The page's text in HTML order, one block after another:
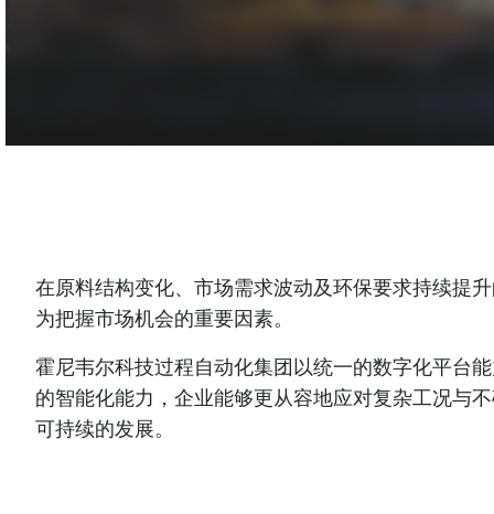
在原料结构变化、市场需求波动及环保要求持续提
为把握市场机会的重要因素。
霍尼韦尔科技过程自动化集团以统一的数字化平台
的智能化能力，企业能够更从容地应对复杂工况与
可持续的发展。